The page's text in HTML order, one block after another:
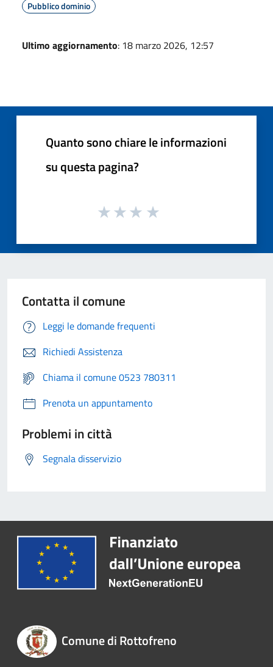
Pubblico dominio
Ultimo aggiornamento: 18 marzo 2026, 12:57
Quanto sono chiare le informazioni
su questa pagina?
Contatta il comune
Leggi le domande frequenti
Richiedi Assistenza
Chiama il comune 0523 780311
Prenota un appuntamento
Problemi in città
Segnala disservizio
Comune di Rottofreno